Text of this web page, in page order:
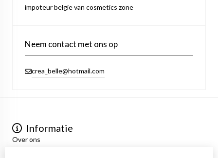
impoteur belgie van cosmetics zone
Neem contact met ons op
crea_belle@hotmail.com
Informatie
Over ons